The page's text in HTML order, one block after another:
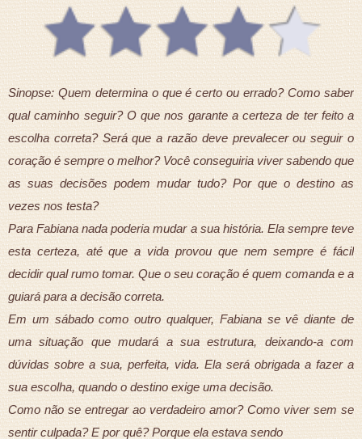
Sinopse: Quem determina o que é certo ou errado? Como saber
qual caminho seguir? O que nos garante a certeza de ter feito a
escolha correta? Será que a razão deve prevalecer ou seguir o
coração é sempre o melhor? Você conseguiria viver sabendo que
as suas decisões podem mudar tudo? Por que o destino as
vezes nos testa?
Para Fabiana nada poderia mudar a sua história. Ela sempre teve
esta certeza, até que a vida provou que nem sempre é fácil
decidir qual rumo tomar. Que o seu coração é quem comanda e a
guiará para a decisão correta.
Em um sábado como outro qualquer, Fabiana se vê diante de
uma situação que mudará a sua estrutura, deixando-a com
dúvidas sobre a sua, perfeita, vida. Ela será obrigada a fazer a
sua escolha, quando o destino exige uma decisão.
Como não se entregar ao verdadeiro amor? Como viver sem se
sentir culpada? E por quê? Porque ela estava sendo